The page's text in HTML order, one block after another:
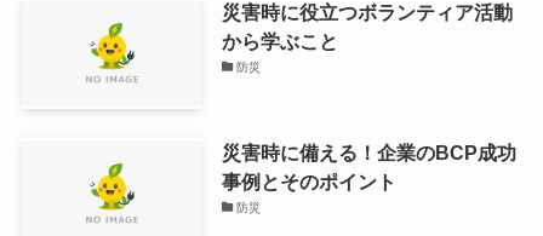
災害時に役立つボランティア活動
から学ぶこと
防災
災害時に備える！企業のBCP成功
事例とそのポイント
防災